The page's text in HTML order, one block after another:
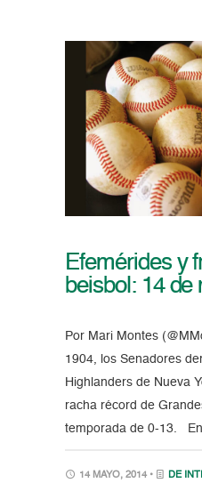
Efemérides y
beisbol: 14 de
Por Mari Montes
1904, los Senadores
Highlanders de Nueva
racha récord de
temporada de 0-13. En
14 MAYO, 2014 • DE